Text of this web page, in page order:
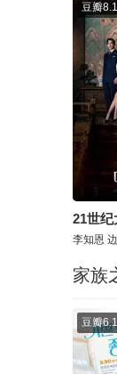
豆瓣
21世纪
李知恩
家族
豆瓣